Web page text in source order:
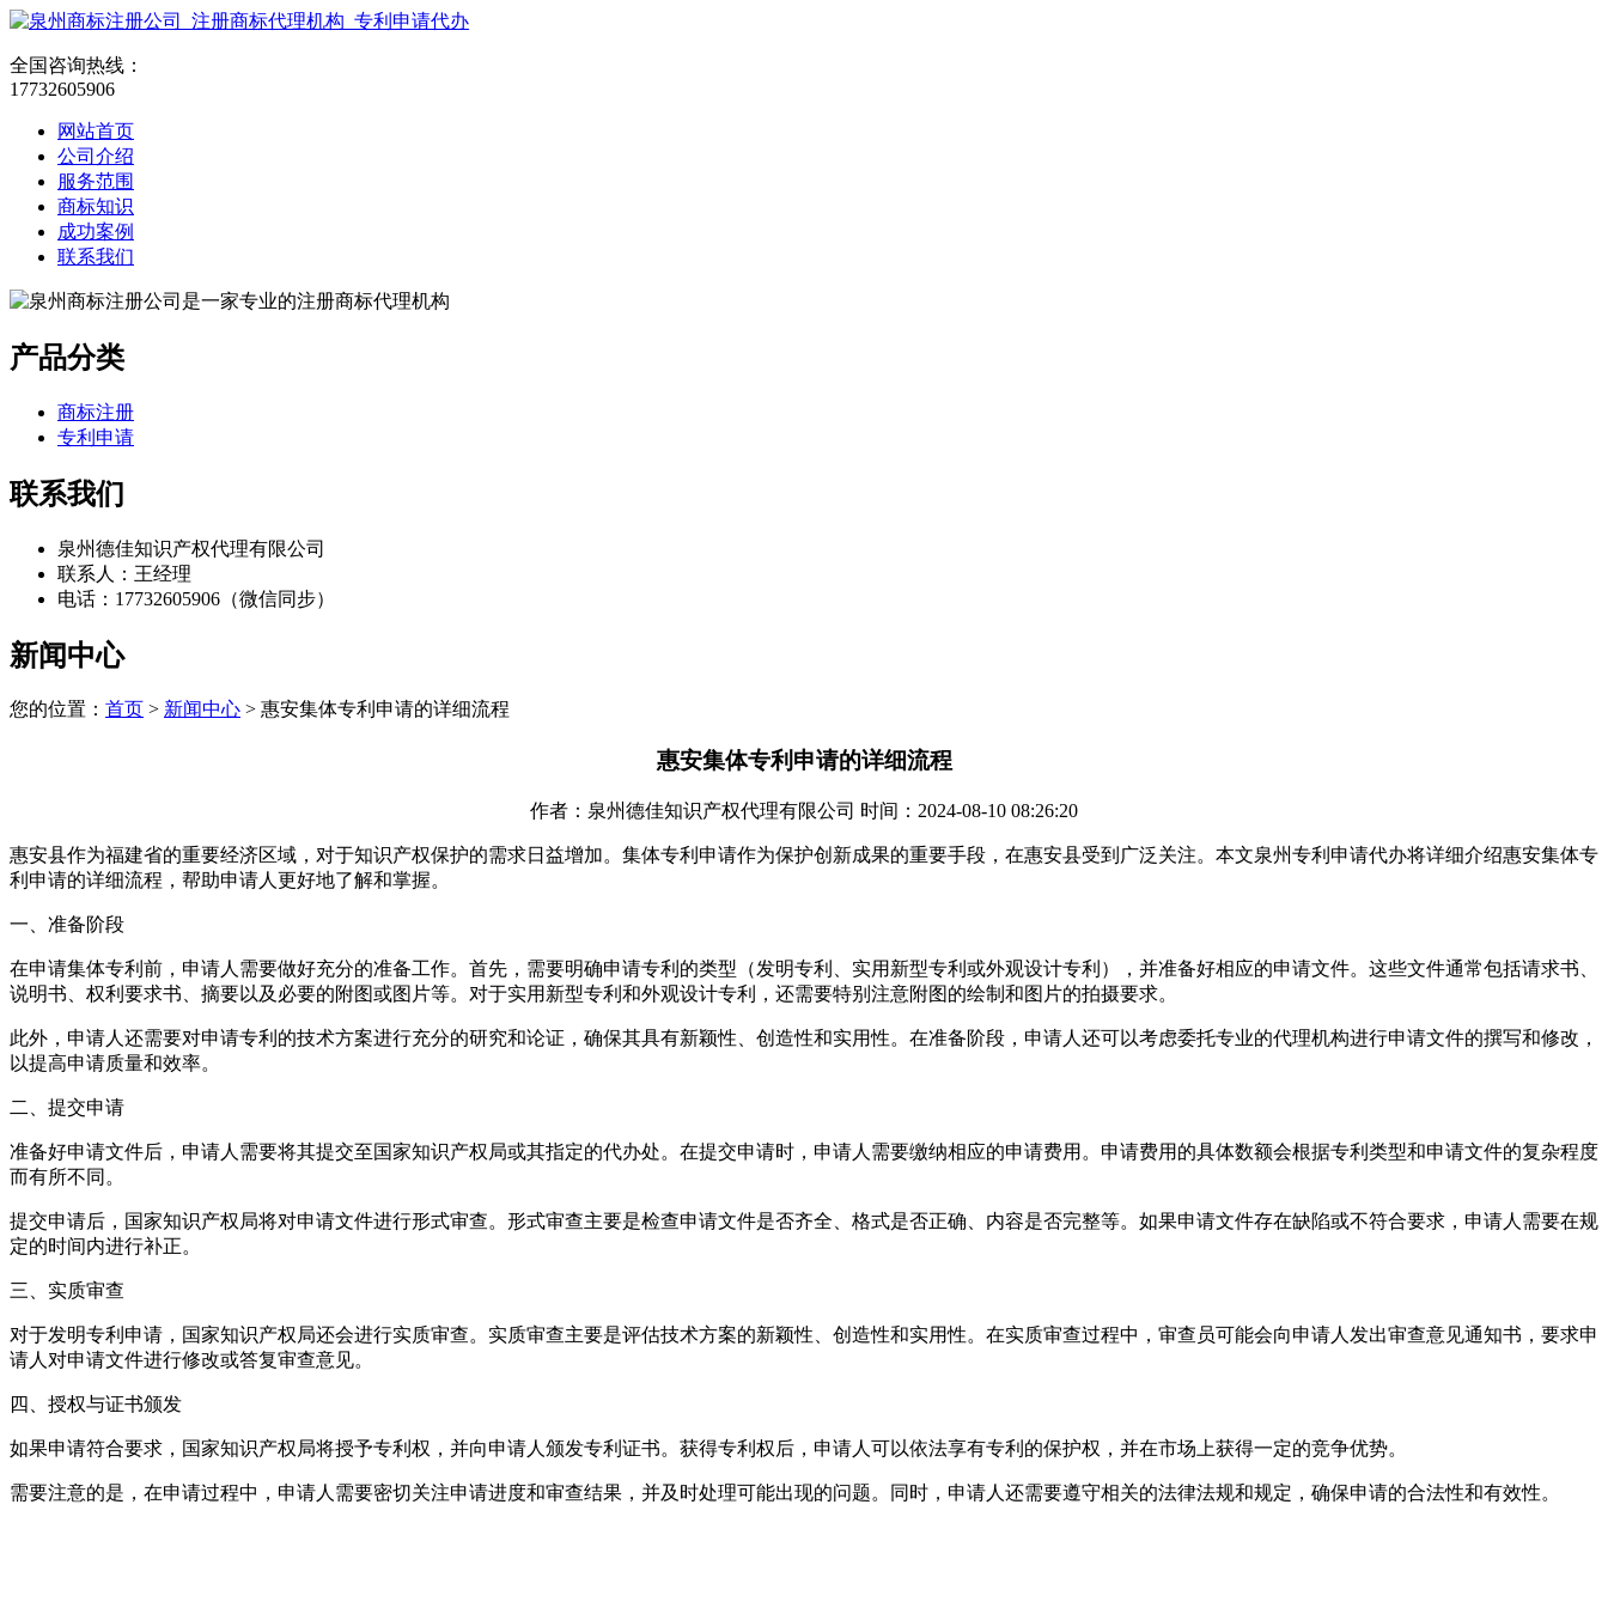
全国咨询热线：
17732605906
网站首页
公司介绍
服务范围
商标知识
成功案例
联系我们
产品分类
商标注册
专利申请
联系我们
泉州德佳知识产权代理有限公司
联系人：王经理
电话：17732605906（微信同步）
新闻中心
您的位置： 首页 > 新闻中心 > 惠安集体专利申请的详细流程
惠安集体专利申请的详细流程
作者：泉州德佳知识产权代理有限公司 时间：2024-08-10 08:26:20
惠安县作为福建省的重要经济区域，对于知识产权保护的需求日益增加。集体专利申请作为保护创新成果的重要手段，在惠安县受到广泛关注。本文泉州专利申请代办将详细介绍惠安集体专
利申请的详细流程，帮助申请人更好地了解和掌握。
一、准备阶段
在申请集体专利前，申请人需要做好充分的准备工作。首先，需要明确申请专利的类型（发明专利、实用新型专利或外观设计专利），并准备好相应的申请文件。这些文件通常包括请求书、
说明书、权利要求书、摘要以及必要的附图或图片等。对于实用新型专利和外观设计专利，还需要特别注意附图的绘制和图片的拍摄要求。
此外，申请人还需要对申请专利的技术方案进行充分的研究和论证，确保其具有新颖性、创造性和实用性。在准备阶段，申请人还可以考虑委托专业的代理机构进行申请文件的撰写和修改，
以提高申请质量和效率。
二、提交申请
准备好申请文件后，申请人需要将其提交至国家知识产权局或其指定的代办处。在提交申请时，申请人需要缴纳相应的申请费用。申请费用的具体数额会根据专利类型和申请文件的复杂程度
而有所不同。
提交申请后，国家知识产权局将对申请文件进行形式审查。形式审查主要是检查申请文件是否齐全、格式是否正确、内容是否完整等。如果申请文件存在缺陷或不符合要求，申请人需要在规
定的时间内进行补正。
三、实质审查
对于发明专利申请，国家知识产权局还会进行实质审查。实质审查主要是评估技术方案的新颖性、创造性和实用性。在实质审查过程中，审查员可能会向申请人发出审查意见通知书，要求申
请人对申请文件进行修改或答复审查意见。
四、授权与证书颁发
如果申请符合要求，国家知识产权局将授予专利权，并向申请人颁发专利证书。获得专利权后，申请人可以依法享有专利的保护权，并在市场上获得一定的竞争优势。
需要注意的是，在申请过程中，申请人需要密切关注申请进度和审查结果，并及时处理可能出现的问题。同时，申请人还需要遵守相关的法律法规和规定，确保申请的合法性和有效性。